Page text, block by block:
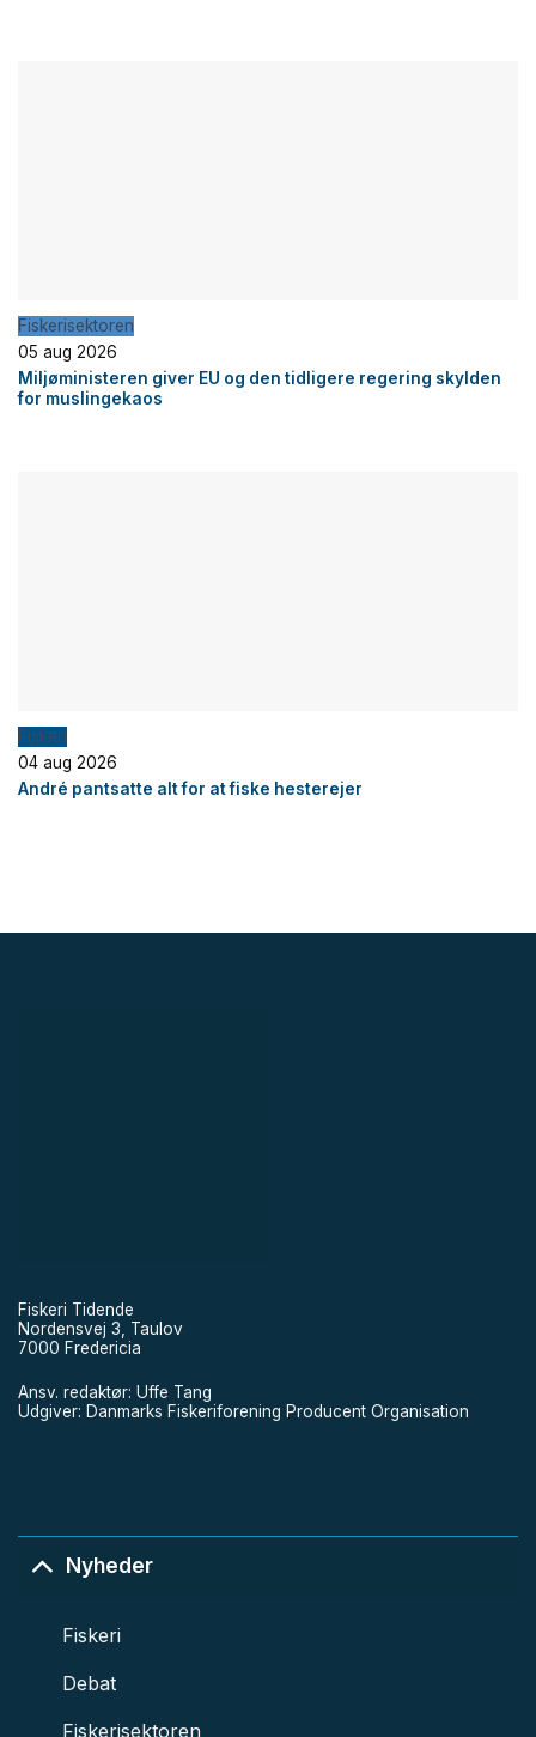
Fiskerisektoren
05 aug 2026
Miljøministeren giver EU og den tidligere regering skylden
for muslingekaos
Fiskeri
04 aug 2026
André pantsatte alt for at fiske hesterejer
Fiskeri Tidende
Nordensvej 3, Taulov
7000 Fredericia
Ansv. redaktør: Uffe Tang
Udgiver: Danmarks Fiskeriforening Producent Organisation
Nyheder
Fiskeri
Debat
Fiskerisektoren